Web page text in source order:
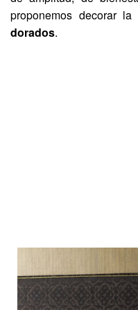
proponemos decorar
dorados.